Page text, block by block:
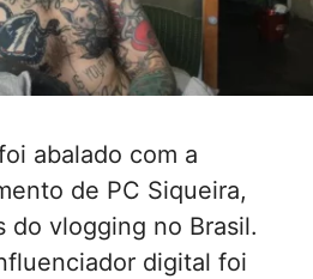
abalado com a
de PC Siqueira,
do vlogging no Brasil.
digital foi